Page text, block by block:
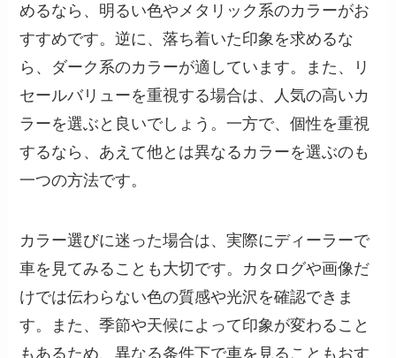
めるなら、明るい色やメタリック系のカラーがお
すすめです。逆に、落ち着いた印象を求めるな
ら、ダーク系のカラーが適しています。また、リ
セールバリューを重視する場合は、人気の高いカ
ラーを選ぶと良いでしょう。一方で、個性を重視
するなら、あえて他とは異なるカラーを選ぶのも
一つの方法です。
カラー選びに迷った場合は、実際にディーラーで
車を見てみることも大切です。カタログや画像だ
けでは伝わらない色の質感や光沢を確認できま
す。また、季節や天候によって印象が変わること
もあるため、異なる条件下で車を見ることもおす